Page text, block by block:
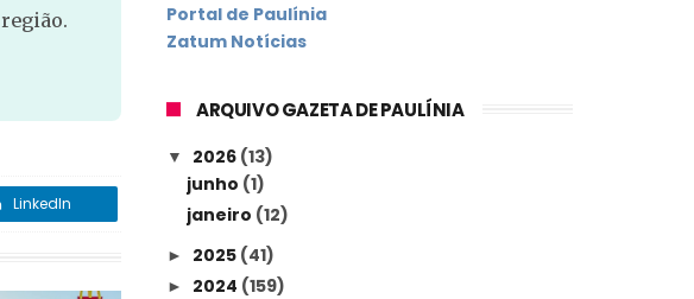
LinkedIn
Portal de Paulínia
Zatum Notícias
ARQUIVO GAZETA DE PAULÍNIA
▼ 2026 (13)
junho (1)
janeiro (12)
► 2025 (41)
► 2024 (159)